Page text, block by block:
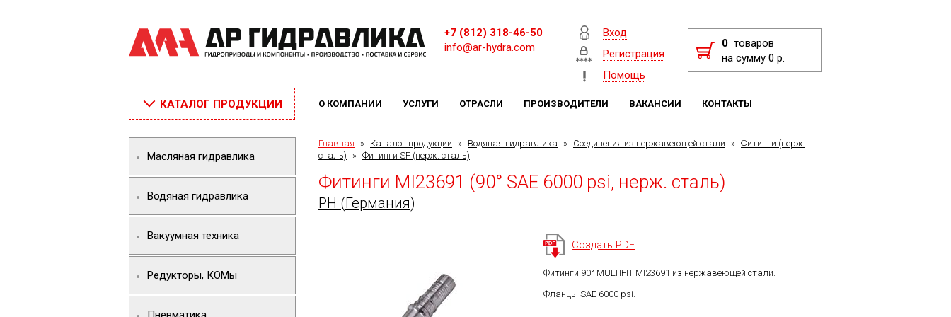
+7 (812) 318-46-50
info@ar-hydra.com
Вход
Регистрация
Помощь
0 товаров
на сумму 0 р.
КАТАЛОГ ПРОДУКЦИИ О КОМПАНИИ УСЛУГИ ОТРАСЛИ ПРОИЗВОДИТЕЛИ ВАКАНСИИ КОНТАКТЫ
Масляная гидравлика
Водяная гидравлика
Вакуумная техника
Редукторы, КОМы
Главная » Каталог продукции » Водяная гидравлика » Соединения из нержавеющей стали » Фитинги (нерж.
сталь)
» Фитинги SF (нерж. сталь)
Фитинги MI23691 (90° SAE 6000 psi, нерж. сталь)
PH (Германия)
Создать PDF
Фитинги 90° MULTIFIT MI23691 из нержавеющей стали.
Фланцы SAE 6000 psi.